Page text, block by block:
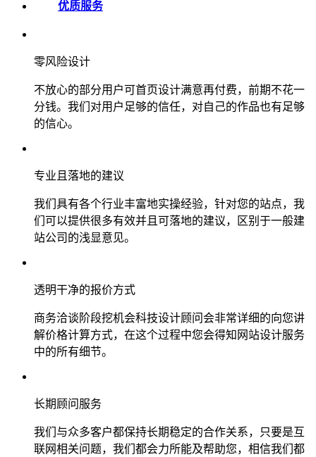
优质服务
零风险设计
不放心的部分用户可首页设计满意再付费，前期不花一
分钱。我们对用户足够的信任，对自己的作品也有足够
的信心。
专业且落地的建议
我们具有各个行业丰富地实操经验，针对您的站点，我
们可以提供很多有效并且可落地的建议，区别于一般建
站公司的浅显意见。
透明干净的报价方式
商务洽谈阶段挖机会科技设计顾问会非常详细的向您讲
解价格计算方式，在这个过程中您会得知网站设计服务
中的所有细节。
长期顾问服务
我们与众多客户都保持长期稳定的合作关系，只要是互
联网相关问题，我们都会力所能及帮助您，相信我们都